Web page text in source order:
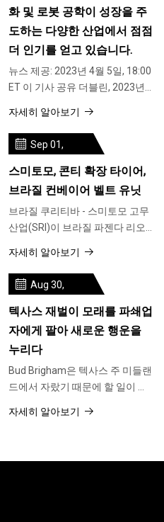
화 및 로봇 공학이 성장을 주
도하는 다양한 산업에서 점점
더 인기를 얻고 있습니다.
뉴스 제공: 2023년 4월 5일, 18:00
ET 이 기사 공유 더블린, 2023년 4
형별 글로벌 고강도 컨베이어 벨
트 시장(직물 컨베이어 벨트, 강철
곱하기)
자세히 알아보기
Sep 01,
스미토모, 콘티 확장 타이어,
브라질 컨베이어 벨트 유닛
브라질 쿠리티바 - 스미토모 고무
산업(SRI)이 브라질 파젠다 리오
1300만 달러를 투자할 것이라고
지역 정부가 발표했습니다. 투자
확정,
자세히 알아보기
Aug 30,
텍사스 재벌이 모래를 파쇄업
자에게 팔아 새로운 행운을
누리다
Bud Brigham은 텍사스 주 미들랜
드에서 자랐기 때문에 할 일이 많
판지 상자를 사용하여 모래 언덕
자세히 알아보기